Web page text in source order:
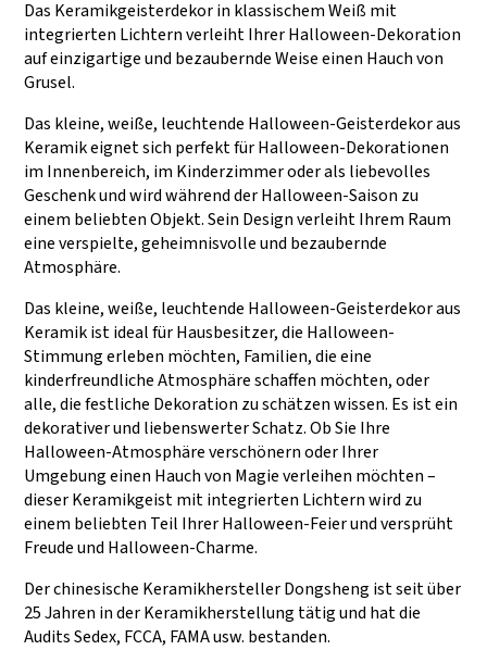
Das Keramikgeisterdekor in klassischem Weiß mit
integrierten Lichtern verleiht Ihrer Halloween-Dekoration
auf einzigartige und bezaubernde Weise einen Hauch von
Grusel.
Das kleine, weiße, leuchtende Halloween-Geisterdekor aus
Keramik eignet sich perfekt für Halloween-Dekorationen
im Innenbereich, im Kinderzimmer oder als liebevolles
Geschenk und wird während der Halloween-Saison zu
einem beliebten Objekt. Sein Design verleiht Ihrem Raum
eine verspielte, geheimnisvolle und bezaubernde
Atmosphäre.
Das kleine, weiße, leuchtende Halloween-Geisterdekor aus
Keramik ist ideal für Hausbesitzer, die Halloween-
Stimmung erleben möchten, Familien, die eine
kinderfreundliche Atmosphäre schaffen möchten, oder
alle, die festliche Dekoration zu schätzen wissen. Es ist ein
dekorativer und liebenswerter Schatz. Ob Sie Ihre
Halloween-Atmosphäre verschönern oder Ihrer
Umgebung einen Hauch von Magie verleihen möchten –
dieser Keramikgeist mit integrierten Lichtern wird zu
einem beliebten Teil Ihrer Halloween-Feier und versprüht
Freude und Halloween-Charme.
Der chinesische Keramikhersteller Dongsheng ist seit über
25 Jahren in der Keramikherstellung tätig und hat die
Audits Sedex, FCCA, FAMA usw. bestanden.